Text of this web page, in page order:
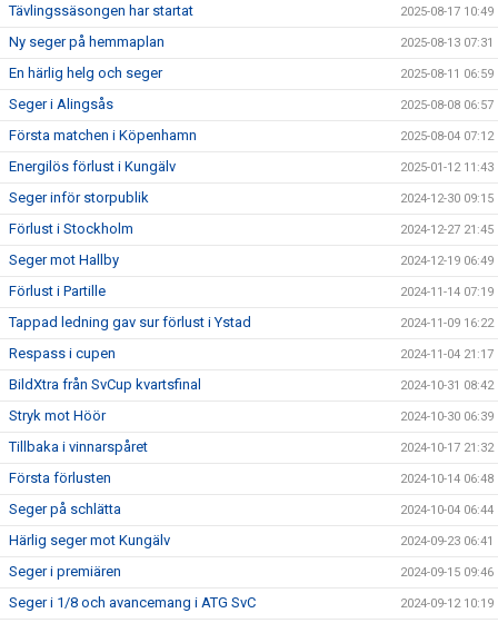
Tävlingssäsongen har startat 2025-08-17 10:49
Ny seger på hemmaplan 2025-08-13 07:31
En härlig helg och seger 2025-08-11 06:59
Seger i Alingsås 2025-08-08 06:57
Första matchen i Köpenhamn 2025-08-04 07:12
Energilös förlust i Kungälv 2025-01-12 11:43
Seger inför storpublik 2024-12-30 09:15
Förlust i Stockholm 2024-12-27 21:45
Seger mot Hallby 2024-12-19 06:49
Förlust i Partille 2024-11-14 07:19
Tappad ledning gav sur förlust i Ystad 2024-11-09 16:22
Respass i cupen 2024-11-04 21:17
BildXtra från SvCup kvartsfinal 2024-10-31 08:42
Stryk mot Höör 2024-10-30 06:39
Tillbaka i vinnarspåret 2024-10-17 21:32
Första förlusten 2024-10-14 06:48
Seger på schlätta 2024-10-04 06:44
Härlig seger mot Kungälv 2024-09-23 06:41
Seger i premiären 2024-09-15 09:46
Seger i 1/8 och avancemang i ATG SvC 2024-09-12 10:19